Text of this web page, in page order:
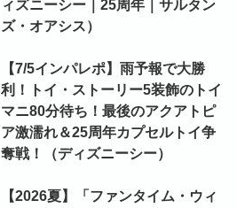
ィズニーシー｜25周年｜サルタン
ズ・オアシス）
【7/5インパレポ】雨予報で大勝
利！トイ・ストーリー5装飾のトイ
マニ80分待ち！最後のアクアトピ
ア激濡れ＆25周年カプセルトイ争
奪戦！（ディズニーシー）
【2026夏】「ファンタイム・ウィ